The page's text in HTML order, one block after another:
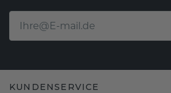
KUNDENSERVICE